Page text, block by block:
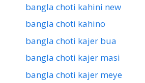
bangla choti kahini new
bangla choti kahino
bangla choti kajer bua
bangla choti kajer masi
bangla choti kajer meye